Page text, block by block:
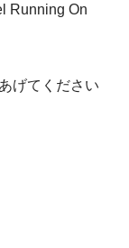
Running On
げてください